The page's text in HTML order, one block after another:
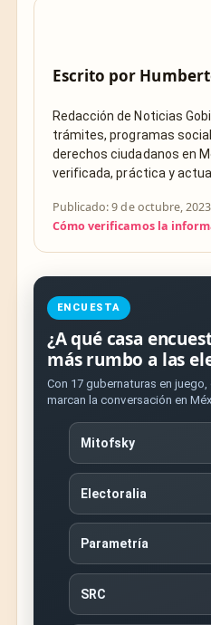
Escrito por
Redacción de Noticias
trámites, programas
derechos ciudadanos en
verificada, práctica y
Publicado: 9 de octubre, 2023
Cómo verificamos la
ENCUESTA
¿A qué casa
más rumbo a las
Con 17 gubernaturas en
marcan la conversación en
Mitofsky
Electoralia
Parametría
SRC